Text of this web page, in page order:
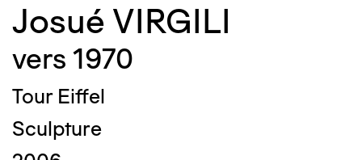
Josué VIRGILI
vers 1970
Tour Eiffel
Sculpture